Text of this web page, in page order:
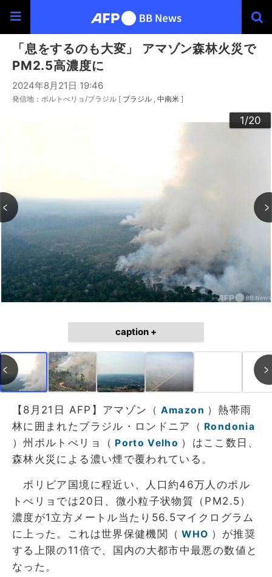
「息をするのも大変」 アマゾン森林火災で
PM2.5高濃度に
2024年8月21日 19:46
発信地：ポルトべリョ/ブラジル [ ブラジル 中南米 ]
1/20
2/20
3/20
4/20
5/20
6/20
7/20
8/20
9/20
10/20
11/20
12/20
13/20
14/20
15/20
16/20
17/20
18/20
19/20
20/20
caption +
【8月21日 AFP】アマゾン（ Amazon ）熱帯雨
林に囲まれたブラジル・ロンドニア（ Rondonia
）州ポルトべリョ（ Porto Velho ）はここ数日、
森林火災による濃い煙で覆われている。
ボリビア国境に程近い、人口約46万人のポル
トべリョでは20日、微小粒子状物質（PM2.5）
濃度が1立方メートル当たり56.5マイクログラム
に上った。これは世界保健機関（ WHO ）が推奨
する上限の11倍で、国内の大都市中最悪の数値と
なった。